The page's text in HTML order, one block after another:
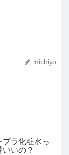
michiyo
プラ化粧水っ
いの？